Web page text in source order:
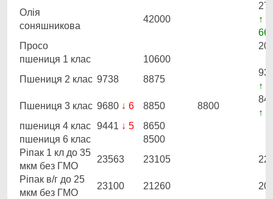
Олія
соняшникова
42000
↑
Просо
пшениця 1 клас
10600
Пшениця 2 клас 9738 8875
↑
Пшениця 3 клас 9680 ↓ 6 8850 8800
↑
пшениця 4 клас 9441 ↓ 5
8650
пшениця 6 клас
8500
Ріпак 1 кл до 35
мкм без ГМО
23563 23105
Ріпак в/г до 25
мкм без ГМО
23100 21260